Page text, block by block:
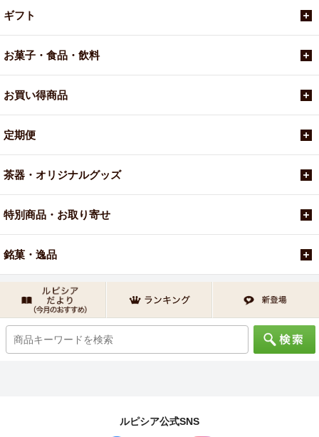
ギフト
お菓子・食品・飲料
お買い得商品
定期便
茶器・オリジナルグッズ
特別商品・お取り寄せ
銘菓・逸品
ルピシア公式SNS